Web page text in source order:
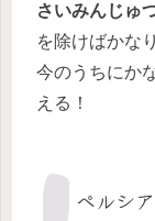
さいみんじゅ
を除けばかな
今のうちにか
える！
ペルシ